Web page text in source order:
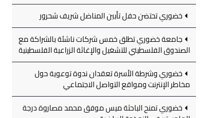
خضوري تحتضن حفل تأبين المناضل شريف شحرور
جامعة خضوري تطلق خمس شركات ناشئة بالشراكة مع
الصندوق الفلسطيني للتشغيل والإغاثة الزراعية الفلسطينية
خضوري وشرطة الأسرة تعقدان ندوة توعوية حول
مخاطر الإنترنت ومواقع التواصل الاجتماعي
خضوري تمنح الباحثة ميس موفق محمد مصاروة درجة